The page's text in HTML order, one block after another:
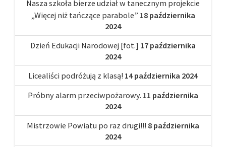
Nasza szkoła bierze udział w tanecznym projekcie
„Więcej niż tańczące parabole” 18 października
2024
Dzień Edukacji Narodowej [fot.] 17 października
2024
Licealiści podróżują z klasą! 14 października 2024
Próbny alarm przeciwpożarowy. 11 października
2024
Mistrzowie Powiatu po raz drugi!!! 8 października
2024